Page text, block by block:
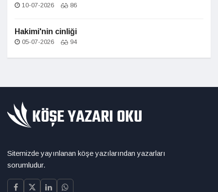
10-07-2026 86
Hakimi'nin cinliği
05-07-2026 94
Sitemizde yayınlanan köşe yazılarından yazarları
sorumludur.